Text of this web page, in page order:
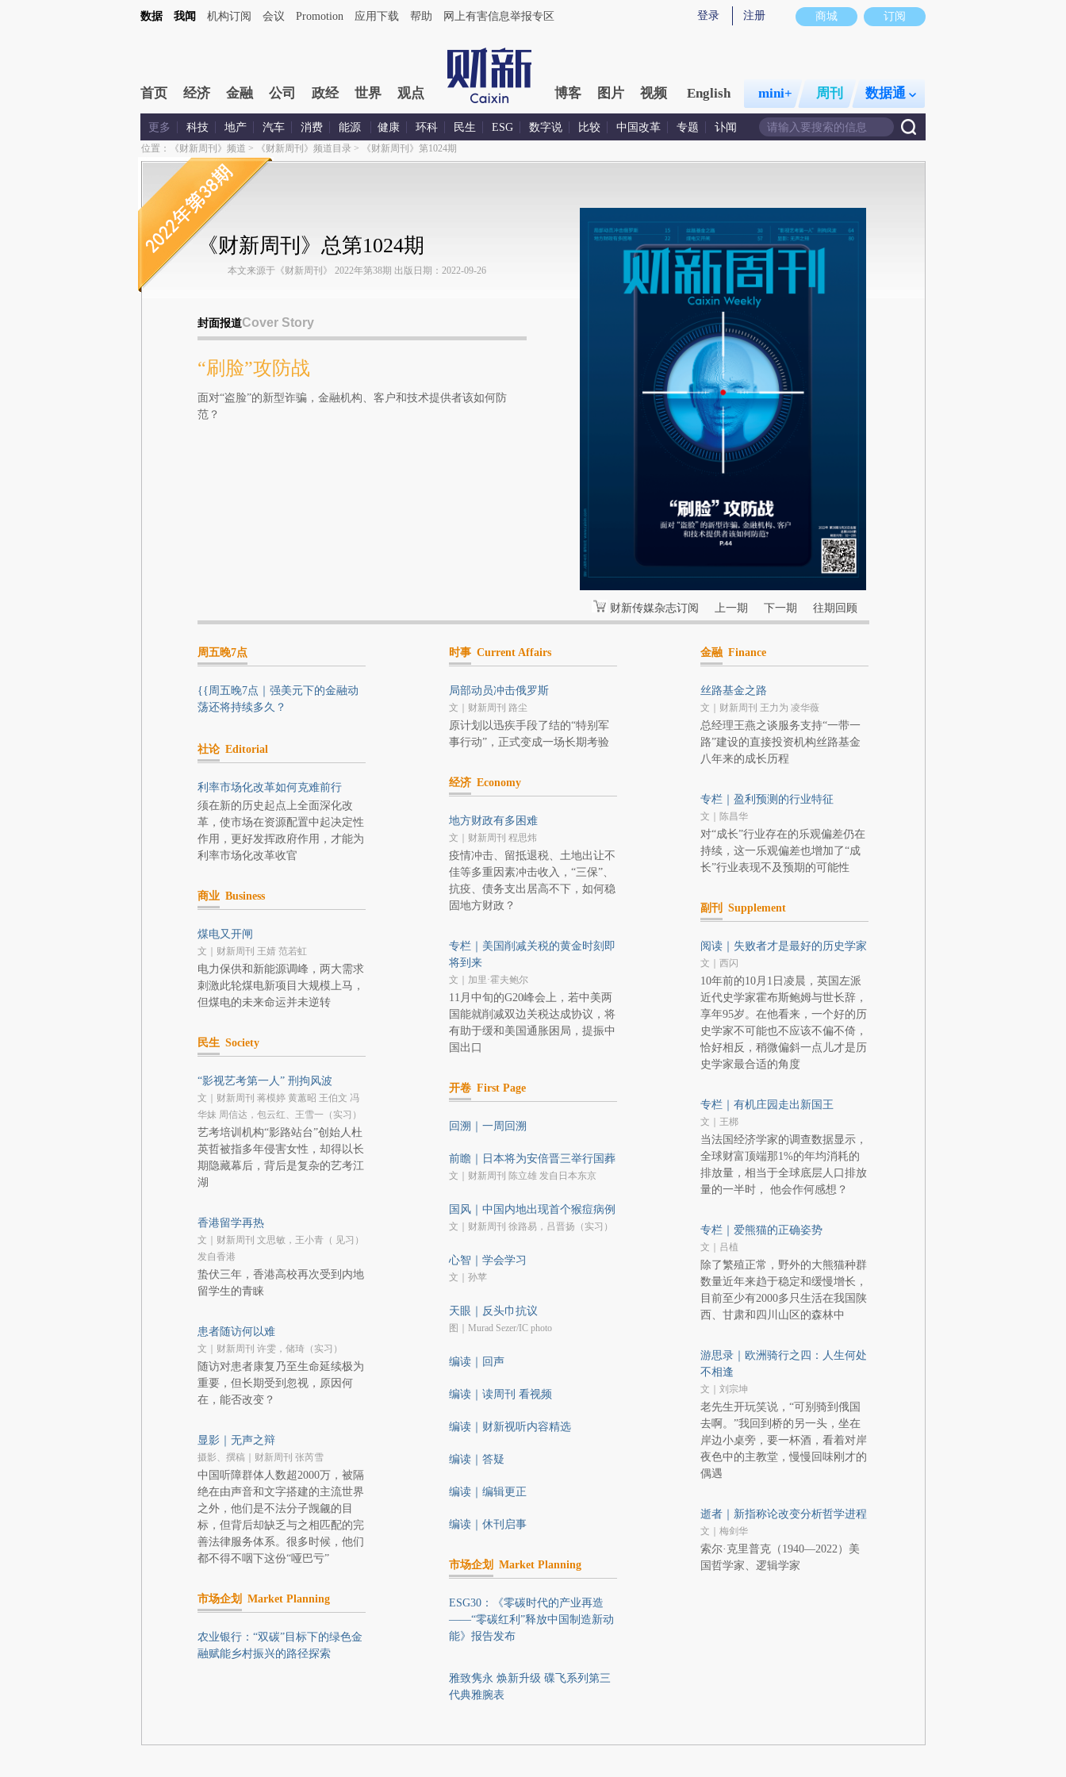
商城 订阅
登录 注册
数据 我闻 机构订阅 会议 Promotion 应用下载 帮助 网上有害信息举报专区
首页 经济 金融 公司 政经 世界 观点 博客 图片 视频 English mini+ 周刊 数据通
更多 科技 地产 汽车 消费 能源 健康 环科 民生 ESG 数字说 比较 中国改革 专题 讣闻
位置： 《财新周刊》频道 > 《财新周刊》频道目录> 《财新周刊》第1024期
《财新周刊》总第1024期
本文来源于《财新周刊》 2022年第38期 出版日期：2022-09-26
封面报道Cover Story
“刷脸”攻防战
面对“盗脸”的新型诈骗，金融机构、客户和技术提供者该如何防
范？
财新传媒杂志订阅 上一期 下一期 往期回顾
周五晚7点
{{周五晚7点｜强美元下的金融动
荡还将持续多久？
社论 Editorial
利率市场化改革如何克难前行
须在新的历史起点上全面深化改
革，使市场在资源配置中起决定性
作用，更好发挥政府作用，才能为
利率市场化改革收官
商业 Business
煤电又开闸
文｜财新周刊 王婧 范若虹
电力保供和新能源调峰，两大需求
刺激此轮煤电新项目大规模上马，
但煤电的未来命运并未逆转
民生 Society
“影视艺考第一人” 刑拘风波
文｜财新周刊 蒋模婷 黄蕙昭 王伯文 冯
华妹 周信达，包云红、王雪一（实习）
艺考培训机构“影路站台”创始人杜
英哲被指多年侵害女性，却得以长
期隐藏幕后，背后是复杂的艺考江
湖
香港留学再热
文｜财新周刊 文思敏，王小青（ 见习）
发自香港
蛰伏三年，香港高校再次受到内地
留学生的青睐
患者随访何以难
文｜财新周刊 许雯，储琦（实习）
随访对患者康复乃至生命延续极为
重要，但长期受到忽视，原因何
在，能否改变？
显影｜无声之辩
摄影、撰稿｜财新周刊 张芮雪
中国听障群体人数超2000万，被隔
绝在由声音和文字搭建的主流世界
之外，他们是不法分子觊觎的目
标，但背后却缺乏与之相匹配的完
善法律服务体系。很多时候，他们
都不得不咽下这份“哑巴亏”
市场企划 Market Planning
农业银行：“双碳”目标下的绿色金
融赋能乡村振兴的路径探索
时事 Current Affairs
局部动员冲击俄罗斯
文｜财新周刊 路尘
原计划以迅疾手段了结的“特别军
事行动”，正式变成一场长期考验
经济 Economy
地方财政有多困难
文｜财新周刊 程思炜
疫情冲击、留抵退税、土地出让不
佳等多重因素冲击收入，“三保”、
抗疫、债务支出居高不下，如何稳
固地方财政？
专栏｜美国削减关税的黄金时刻即
将到来
文｜加里·霍夫鲍尔
11月中旬的G20峰会上，若中美两
国能就削减双边关税达成协议，将
有助于缓和美国通胀困局，提振中
国出口
开卷 First Page
回溯｜一周回溯
前瞻｜日本将为安倍晋三举行国葬
文｜财新周刊 陈立雄 发自日本东京
国风｜中国内地出现首个猴痘病例
文｜财新周刊 徐路易，吕晋扬（实习）
心智｜学会学习
文｜孙苹
天眼｜反头巾抗议
图｜Murad Sezer/IC photo
编读｜回声
编读｜读周刊 看视频
编读｜财新视听内容精选
编读｜答疑
编读｜编辑更正
编读｜休刊启事
市场企划 Market Planning
ESG30：《零碳时代的产业再造
——“零碳红利”释放中国制造新动
能》报告发布
雅致隽永 焕新升级 碟飞系列第三
代典雅腕表
金融 Finance
丝路基金之路
文｜财新周刊 王力为 凌华薇
总经理王燕之谈服务支持“一带一
路”建设的直接投资机构丝路基金
八年来的成长历程
专栏｜盈利预测的行业特征
文｜陈昌华
对“成长”行业存在的乐观偏差仍在
持续，这一乐观偏差也增加了“成
长”行业表现不及预期的可能性
副刊 Supplement
阅读｜失败者才是最好的历史学家
文｜西闪
10年前的10月1日凌晨，英国左派
近代史学家霍布斯鲍姆与世长辞，
享年95岁。在他看来，一个好的历
史学家不可能也不应该不偏不倚，
恰好相反，稍微偏斜一点儿才是历
史学家最合适的角度
专栏｜有机庄园走出新国王
文｜王梆
当法国经济学家的调查数据显示，
全球财富顶端那1%的年均消耗的
排放量，相当于全球底层人口排放
量的一半时， 他会作何感想？
专栏｜爱熊猫的正确姿势
文｜吕植
除了繁殖正常，野外的大熊猫种群
数量近年来趋于稳定和缓慢增长，
目前至少有2000多只生活在我国陕
西、甘肃和四川山区的森林中
游思录｜欧洲骑行之四：人生何处
不相逢
文｜刘宗坤
老先生开玩笑说，“可别骑到俄国
去啊。”我回到桥的另一头，坐在
岸边小桌旁，要一杯酒，看着对岸
夜色中的主教堂，慢慢回味刚才的
偶遇
逝者｜新指称论改变分析哲学进程
文｜梅剑华
索尔·克里普克（1940—2022）美
国哲学家、逻辑学家